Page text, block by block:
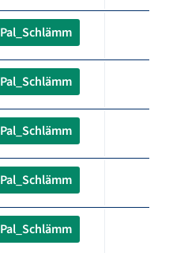
Pal_Schlämm
Pal_Schlämm
Pal_Schlämm
Pal_Schlämm
Pal_Schlämm